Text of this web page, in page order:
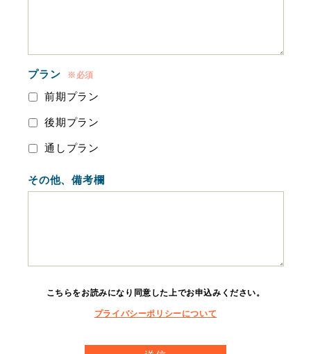
プラン ※必須
前期プラン
後期プラン
通しプラン
その他、備考欄
こちらをお読みになり同意した上でお申込みください。
プライバシーポリシーについて